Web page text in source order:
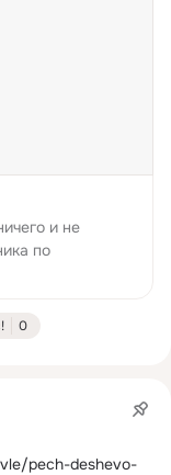
и не
по
0
pech-deshevo-